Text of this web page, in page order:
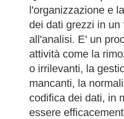
l'organizzazione e
dei dati grezzi in un
all'analisi. E' un
attività come la
o irrilevanti, la
mancanti, la
codifica dei dati, in
essere